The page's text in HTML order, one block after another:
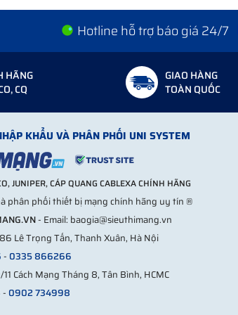
sự đang gặp vấn đề gì?
thị
nghiệp
thi công hạ tầng
phải chỉ là xe chạy. Nó là:
ngờ
phạm rất khó kiểm soát
chỉ ghi lại… xong rồi mới xem lại. Lúc đó thì đã muộn.
nhìn mọi nơi cùng lúc
Hotline hỗ trợ báo giá 24/7
HÃNG
CQ
GIAO HÀNG
TOÀN QUỐC
KHẨU VÀ PHÂN PHỐI UNI SYSTEM
JUNIPER, CÁP QUANG CABLEXA CHÍNH HÃNG
phân phối thiết bị mạng chính hãng uy tín ®
- Email: baogia@sieuthimang.vn
Lê Trọng Tấn, Thanh Xuân, Hà Nội
-0335 866266
Cách Mạng Tháng 8, Tân Bình, HCMC
-0902 734998